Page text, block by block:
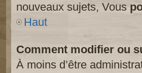
nouveaux sujets, Vous
Haut
Comment modifier ou
À moins d’être